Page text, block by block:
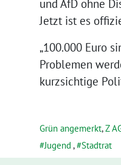
und AfD ohne
Jetzt ist es
„100.000 Euro
Problemen
kurzsichtige
Grün angemerkt,Z
Jugend , Stadtrat